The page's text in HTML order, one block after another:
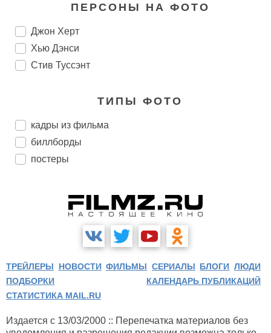
ПЕРСОНЫ НА ФОТО
Джон Херт
Хью Дэнси
Стив Туссэнт
ТИПЫ ФОТО
кадры из фильма
биллборды
постеры
ТРЕЙЛЕРЫ НОВОСТИ ФИЛЬМЫ СЕРИАЛЫ БЛОГИ ЛЮДИ
ПОДБОРКИ
КАЛЕНДАРЬ ПУБЛИКАЦИЙ
СТАТИСТИКА MAIL.RU
Издается с 13/03/2000 :: Перепечатка материалов без